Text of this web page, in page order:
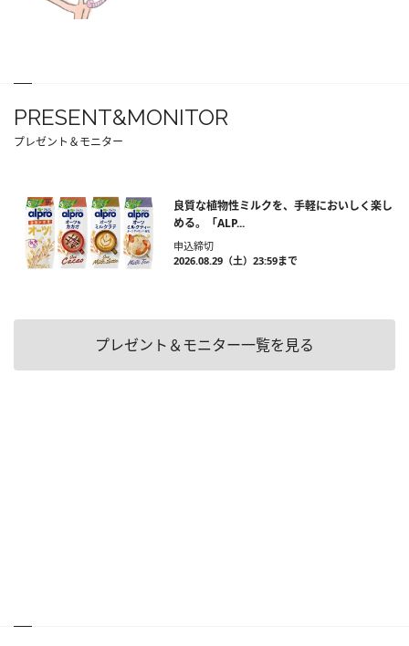
PRESENT&MONITOR
プレゼント＆モニター
良質な植物性ミルクを、手軽においしく楽し
める。「ALP...
申込締切
2026.08.29（土）23:59まで
プレゼント＆モニター一覧を見る